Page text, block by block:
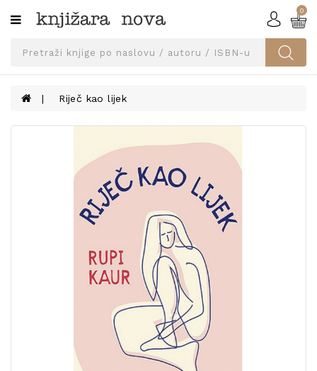
Kategorije
SVEUČILIŠNA
UDŽBENICI
KNJIGE
0
Riječ kao lijek